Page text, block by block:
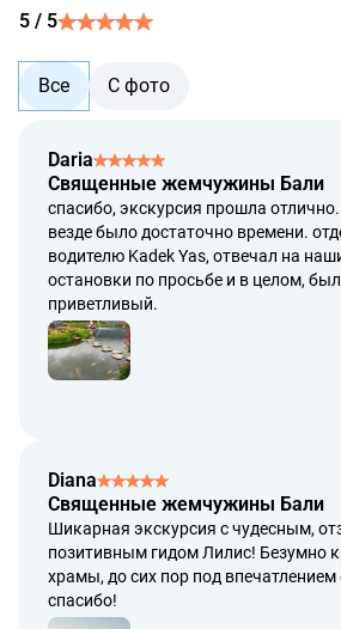
5 / 5
Все С фото
Daria
Священные жемчужины Бали
спасибо, экскурсия прошла
везде было достаточно времени.
водителю Kadek Yas, отвечал на
остановки по просьбе и в целом,
приветливый.
Diana
Священные жемчужины Бали
Шикарная экскурсия с чудесным,
позитивным гидом Лилис! Безумно
храмы, до сих пор под впечатлением
спасибо!